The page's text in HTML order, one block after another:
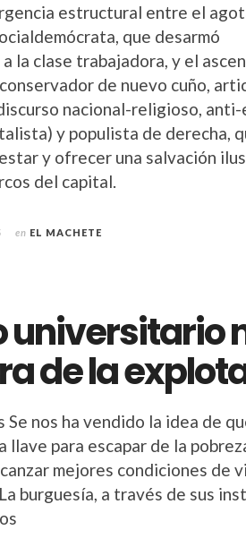
estructural entre el
que desarmó
la clase trabajadora, y el
de nuevo cuño,
nacional-religioso,
y populista de derecha,
y ofrecer una salvación
del capital.
en EL MACHETE
universitario
de la
Se nos ha vendido la idea de
llave para escapar de la
mejores condiciones de
burguesía, a través de sus